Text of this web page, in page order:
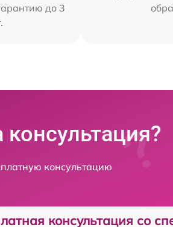
до 3
консультацию
консультация со